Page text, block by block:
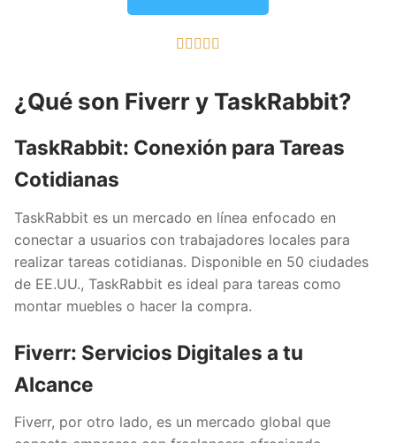
    
¿Qué son Fiverr y TaskRabbit?
TaskRabbit: Conexión para Tareas
Cotidianas
TaskRabbit es un mercado en línea enfocado en
conectar a usuarios con trabajadores locales para
realizar tareas cotidianas. Disponible en 50 ciudades
de EE.UU., TaskRabbit es ideal para tareas como
montar muebles o hacer la compra.
Fiverr: Servicios Digitales a tu
Alcance
Fiverr, por otro lado, es un mercado global que